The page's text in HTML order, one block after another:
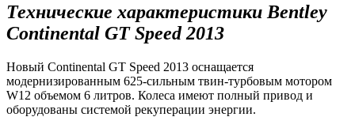
Технические характеристики Bentley
Continental GT Speed 2013
Новый Continental GT Speed 2013 оснащается
модернизированным 625-сильным твин-турбовым мотором
W12 объемом 6 литров. Колеса имеют полный привод и
оборудованы системой рекуперации энергии.